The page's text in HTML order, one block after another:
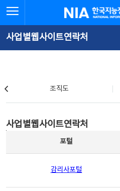
문
로
가
체
뉴
바
가
한국지능정보사회
사업별웹사이트연락처
조직도
사업별웹사이트연락처
포털
감리사포털